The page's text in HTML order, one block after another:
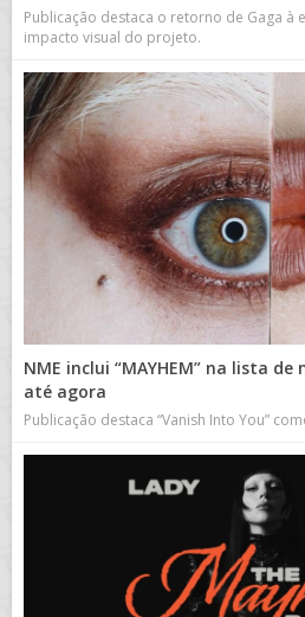
Publicação destaca o retorno de Gaga à
impacto visual do projeto.
NME inclui “MAYHEM” na lista
até agora
Publicação destaca “Vanish Into You”